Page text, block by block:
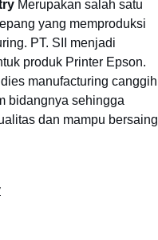
Merupakan salah satu
yang memproduksi
PT. SII menjadi
produk Printer Epson.
manufacturing canggih
bidangnya sehingga
dan mampu bersaing